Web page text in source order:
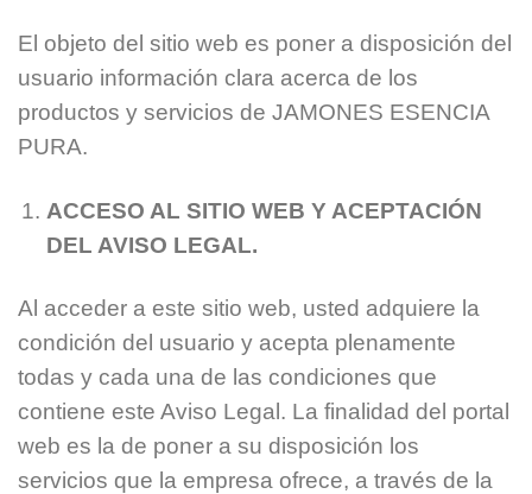
El objeto del sitio web es poner a disposición del
usuario información clara acerca de los
productos y servicios de JAMONES ESENCIA
PURA.
ACCESO AL SITIO WEB Y ACEPTACIÓN
DEL AVISO LEGAL.
Al acceder a este sitio web, usted adquiere la
condición del usuario y acepta plenamente
todas y cada una de las condiciones que
contiene este Aviso Legal. La finalidad del portal
web es la de poner a su disposición los
servicios que la empresa ofrece, a través de la